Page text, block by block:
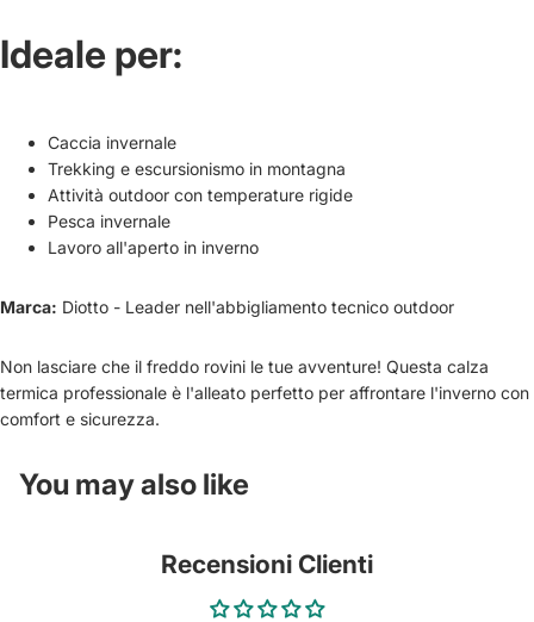
Ideale per:
Caccia invernale
Trekking e escursionismo in montagna
Attività outdoor con temperature rigide
Pesca invernale
Lavoro all'aperto in inverno
Marca: Diotto - Leader nell'abbigliamento tecnico outdoor
Non lasciare che il freddo rovini le tue avventure! Questa calza
termica professionale è l'alleato perfetto per affrontare l'inverno con
comfort e sicurezza.
You may also like
Recensioni Clienti